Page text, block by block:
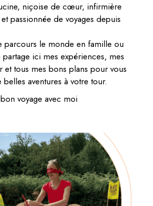
niçoise de cœur, infirmière
passionnée de voyages depuis
parcours le monde en famille ou
partage ici mes expériences, mes
tous mes bons plans pour vous
aventures à votre tour.
voyage avec moi